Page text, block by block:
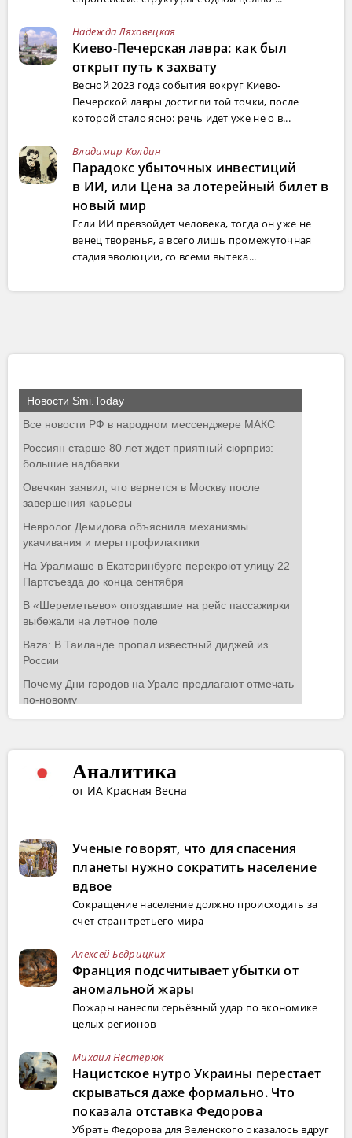
Надежда Ляховецкая
Киево-Печерская лавра: как был
открыт путь к захвату
Весной 2023 года события вокруг Киево-
Печерской лавры достигли той точки, после
которой стало ясно: речь идет уже не о в...
Владимир Колдин
Парадокс убыточных инвестиций
в ИИ, или Цена за лотерейный билет в
новый мир
Если ИИ превзойдет человека, тогда он уже не
венец творенья, а всего лишь промежуточная
стадия эволюции, со всеми вытека...
Аналитика
от ИА Красная Весна
Ученые говорят, что для спасения
планеты нужно сократить население
вдвое
Сокращение население должно происходить за
счет стран третьего мира
Алексей Бедрицких
Франция подсчитывает убытки от
аномальной жары
Пожары нанесли серьёзный удар по экономике
целых регионов
Михаил Нестерюк
Нацистское нутро Украины перестает
скрываться даже формально. Что
показала отставка Федорова
Убрать Федорова для Зеленского оказалось вдруг